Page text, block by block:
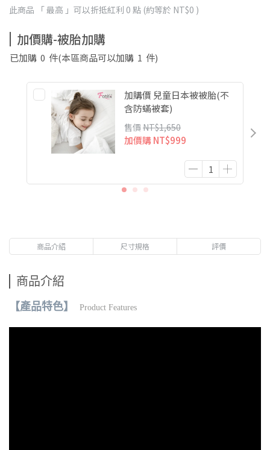
此商品 「 最高 」可以折抵紅利 0 點 (約等於 NT$0 )
加價購-被胎加購
已加購 0 件(本區商品可以加購 1 件)
加購價 兒童日本被被胎(不
含防蟎被套)
售價 NT$1,650
加價購NT$999
商品介紹 尺寸規格 評價
商品介紹
【產品特色】 Product Features